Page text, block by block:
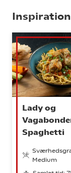
Inspiration
Lady og
Spaghetti
Medium